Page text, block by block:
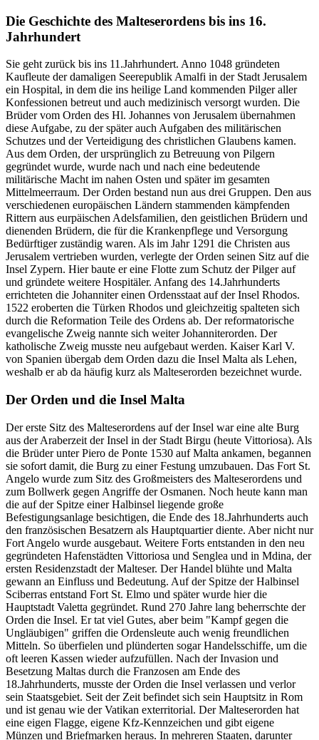
Die Geschichte des Malteserordens bis ins 16.
Jahrhundert
Sie geht zurück bis ins 11.Jahrhundert. Anno 1048 gründeten
Kaufleute der damaligen Seerepublik Amalfi in der Stadt Jerusalem
ein Hospital, in dem die ins heilige Land kommenden Pilger aller
Konfessionen betreut und auch medizinisch versorgt wurden. Die
Brüder vom Orden des Hl. Johannes von Jerusalem übernahmen
diese Aufgabe, zu der später auch Aufgaben des militärischen
Schutzes und der Verteidigung des christlichen Glaubens kamen.
Aus dem Orden, der ursprünglich zu Betreuung von Pilgern
gegründet wurde, wurde nach und nach eine bedeutende
militärische Macht im nahen Osten und später im gesamten
Mittelmeerraum. Der Orden bestand nun aus drei Gruppen. Den aus
verschiedenen europäischen Ländern stammenden kämpfenden
Rittern aus eurpäischen Adelsfamilien, den geistlichen Brüdern und
dienenden Brüdern, die für die Krankenpflege und Versorgung
Bedürftiger zuständig waren. Als im Jahr 1291 die Christen aus
Jerusalem vertrieben wurden, verlegte der Orden seinen Sitz auf die
Insel Zypern. Hier baute er eine Flotte zum Schutz der Pilger auf
und gründete weitere Hospitäler. Anfang des 14.Jahrhunderts
errichteten die Johanniter einen Ordensstaat auf der Insel Rhodos.
1522 eroberten die Türken Rhodos und gleichzeitig spalteten sich
durch die Reformation Teile des Ordens ab. Der reformatorische
evangelische Zweig nannte sich weiter Johanniterorden. Der
katholische Zweig musste neu aufgebaut werden. Kaiser Karl V.
von Spanien übergab dem Orden dazu die Insel Malta als Lehen,
weshalb er ab da häufig kurz als Malteserorden bezeichnet wurde.
Der Orden und die Insel Malta
Der erste Sitz des Malteserordens auf der Insel war eine alte Burg
aus der Araberzeit der Insel in der Stadt Birgu (heute Vittoriosa). Als
die Brüder unter Piero de Ponte 1530 auf Malta ankamen, begannen
sie sofort damit, die Burg zu einer Festung umzubauen. Das Fort St.
Angelo wurde zum Sitz des Großmeisters des Malteserordens und
zum Bollwerk gegen Angriffe der Osmanen. Noch heute kann man
die auf der Spitze einer Halbinsel liegende große
Befestigungsanlage besichtigen, die Ende des 18.Jahrhunderts auch
den französischen Besatzern als Hauptquartier diente. Aber nicht nur
Fort Angelo wurde ausgebaut. Weitere Forts entstanden in den neu
gegründeten Hafenstädten Vittoriosa und Senglea und in Mdina, der
ersten Residenzstadt der Malteser. Der Handel blühte und Malta
gewann an Einfluss und Bedeutung. Auf der Spitze der Halbinsel
Sciberras entstand Fort St. Elmo und später wurde hier die
Hauptstadt Valetta gegründet. Rund 270 Jahre lang beherrschte der
Orden die Insel. Er tat viel Gutes, aber beim "Kampf gegen die
Ungläubigen" griffen die Ordensleute auch wenig freundlichen
Mitteln. So überfielen und plünderten sogar Handelsschiffe, um die
oft leeren Kassen wieder aufzufüllen. Nach der Invasion und
Besetzung Maltas durch die Franzosen am Ende des
18.Jahrhunderts, musste der Orden die Insel verlassen und verlor
sein Staatsgebiet. Seit der Zeit befindet sich sein Hauptsitz in Rom
und ist genau wie der Vatikan exterritorial. Der Malteserorden hat
eine eigen Flagge, eigene Kfz-Kennzeichen und gibt eigene
Münzen und Briefmarken heraus. In mehreren Staaten, darunter